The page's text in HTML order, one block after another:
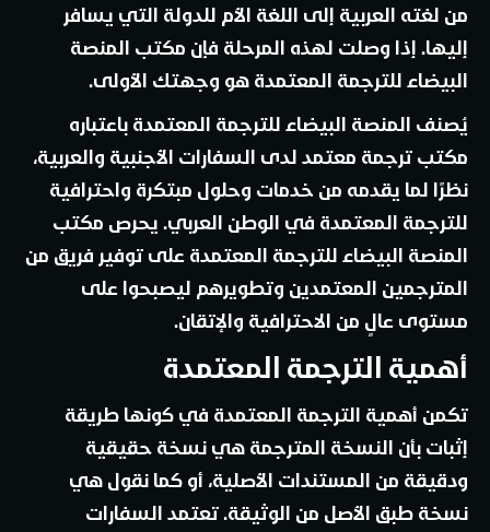
من لغته العربية إلى اللغة الأم للدولة التي يسافر
إليها. إذا وصلت لهذه المرحلة فإن مكتب المنصة
البيضاء للترجمة المعتمدة هو وجهتك الأولى.
يُصنف المنصة البيضاء للترجمة المعتمدة باعتباره
مكتب ترجمة معتمد لدى السفارات الأجنبية والعربية،
نظرًا لما يقدمه من خدمات وحلول مبتكرة واحترافية
للترجمة المعتمدة في الوطن العربي. يحرص مكتب
المنصة البيضاء للترجمة المعتمدة على توفير فريق من
المترجمين المعتمدين وتطويرهم ليصبحوا على
مستوى عالٍ من الاحترافية والإتقان.
أهمية الترجمة المعتمدة
تكمن أهمية الترجمة المعتمدة في كونها طريقة
إثبات بأن النسخة المترجمة هي نسخة حقيقية
ودقيقة من المستندات الأصلية، أو كما نقول هي
نسخة طبق الأصل من الوثيقة. تعتمد السفارات